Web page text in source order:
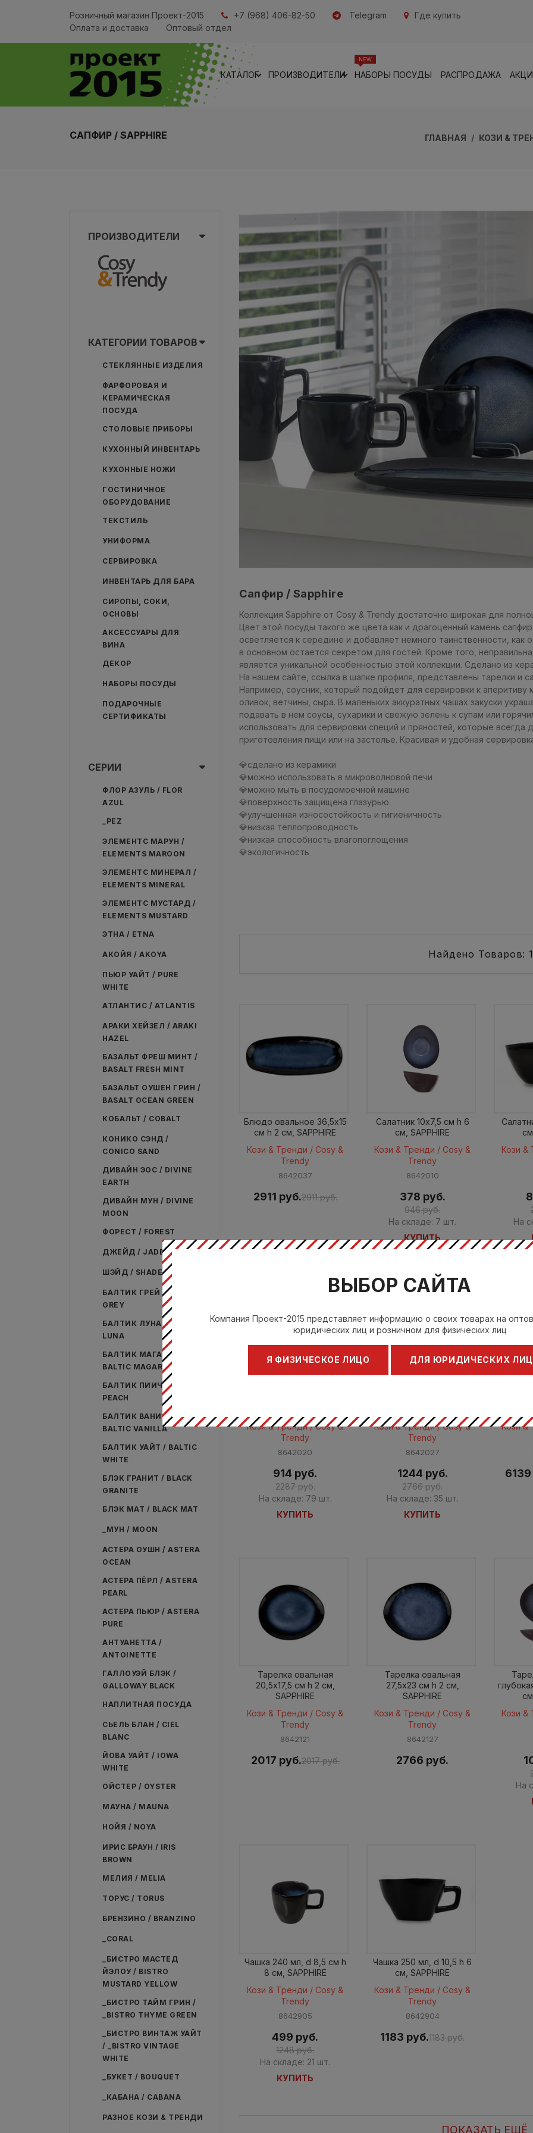
Розничный магазин Проект-2015 +7 (968) 406-82-50 Telegram
Где купить
Оплата и доставка
Оптовый отдел
КАТАЛОГ ПРОИЗВОДИТЕЛИ НАБОРЫ ПОСУДЫ
NEW
РАСПРОДАЖА
САПФИР / SAPPHIRE ГЛАВНАЯ КОЗИ &
ПРОИЗВОДИТЕЛИ
КАТЕГОРИИ ТОВАРОВ
СТЕКЛЯННЫЕ ИЗДЕЛИЯ
ФАРФОРОВАЯ И
КЕРАМИЧЕСКАЯ
ПОСУДА
СТОЛОВЫЕ ПРИБОРЫ
КУХОННЫЙ ИНВЕНТАРЬ
КУХОННЫЕ НОЖИ
ГОСТИНИЧНОЕ
ОБОРУДОВАНИЕ
ТЕКСТИЛЬ
УНИФОРМА
СЕРВИРОВКА
ИНВЕНТАРЬ ДЛЯ БАРА
СИРОПЫ, СОКИ,
ОСНОВЫ
АКСЕССУАРЫ ДЛЯ
ВИНА
ДЕКОР
НАБОРЫ ПОСУДЫ
ПОДАРОЧНЫЕ
СЕРТИФИКАТЫ
СЕРИИ
ФЛОР АЗУЛЬ / FLOR
AZUL
_PEZ
ЭЛЕМЕНТС МАРУН /
ELEMENTS MAROON
ЭЛЕМЕНТС МИНЕРАЛ /
ELEMENTS MINERAL
ЭЛЕМЕНТС МУСТАРД /
ELEMENTS MUSTARD
ЭТНА / ETNA
АКОЙЯ / AKOYA
ПЬЮР УАЙТ / PURE
WHITE
АТЛАНТИС / ATLANTIS
АРАКИ ХЕЙЗЕЛ / ARAKI
HAZEL
БАЗАЛЬТ ФРЕШ МИНТ /
BASALT FRESH MINT
БАЗАЛЬТ ОУШЕН ГРИН /
BASALT OCEAN GREEN
КОБАЛЬТ / COBALT
КОНИКО СЭНД /
CONICO SAND
ДИВАЙН ЭОС / DIVINE
EARTH
ДИВАЙН МУН / DIVINE
MOON
ФОРЕСТ / FOREST
ДЖЕЙД / JADE
ШЭЙД / SHADE
БАЛТИК ГРЕЙ / BALTIC
GREY
БАЛТИК ЛУНА / BALTIC
LUNA
БАЛТИК МАГАРА /
BALTIC MAGARA
БАЛТИК ПИИЧ / BALTIC
PEACH
БАЛТИК ВАНИЛЛА /
BALTIC VANILLA
БАЛТИК УАЙТ / BALTIC
WHITE
БЛЭК ГРАНИТ / BLACK
GRANITE
БЛЭК МАТ / BLACK MAT
_МУН / MOON
АСТЕРА ОУШН / ASTERA
OCEAN
АСТЕРА ПЁРЛ / ASTERA
PEARL
АСТЕРА ПЬЮР / ASTERA
PURE
АНТУАНЕТТА /
ANTOINETTE
ГАЛЛОУЭЙ БЛЭК /
GALLOWAY BLACK
НАПЛИТНАЯ ПОСУДА
СЬЕЛЬ БЛАН / CIEL
BLANC
ЙОВА УАЙТ / IOWA
WHITE
ОЙСТЕР / OYSTER
МАУНА / MAUNA
НОЙЯ / NOYA
ИРИС БРАУН / IRIS
BROWN
МЕЛИЯ / MELIA
ТОРУС / TORUS
БРЕНЗИНО / BRANZINO
_CORAL
_БИСТРО МАСТЕД
ЙЭЛОУ / BISTRO
MUSTARD YELLOW
_БИСТРО ТАЙМ ГРИН /
_BISTRO THYME GREEN
_БИСТРО ВИНТАЖ УАЙТ
/ _BISTRO VINTAGE
WHITE
_БУКЕТ / BOUQUET
_КАБАНА / CABANA
РАЗНОЕ КОЗИ & ТРЕНДИ
Сапфир / Sapphire
Коллекция Sapphire от Cosy & Trendy достаточно широкая для
Цвет этой посуды такого же цвета как и драгоценный камень
осветляется к середине и добавляет немного таинственности,
в основном остается секретом для гостей. Кроме того,
является уникальной особенностью этой коллекции. Сделано из
На нашем сайте, ссылка в шапке профиля, представлены тарелки и
Например, соусник, который подойдет для сервировки к аперитиву
оливок, ветчины, сыра. В маленьких аккуратных чашах закуски
подавать в нем соусы, сухарики и свежую зелень к супам или
использовать для сервировки специй и пряностей, которые
приготовления пищи или на застолье. Красивая и удобная
💎сделано из керамики
💎можно использовать в микроволновой печи
💎можно мыть в посудомоечной машине
💎поверхность защищена глазурью
💎улучшенная износостойкость и гигиеничность
💎низкая теплопроводность
💎низкая способность влагопоглощения
💎экологичность
Найдено Товаров:
Блюдо овальное 36,5x15
см h 2 см, SAPPHIRE
Кози & Тренди / Cosy &
Trendy
8642037
2911 руб.2911 руб.
Салатник 10x7,5 см h 6
см, SAPPHIRE
Кози & Тренди / Cosy &
Trendy
8642010
378 руб.
946 руб.
На складе: 7 шт.
КУПИТЬ
Кози &
На
Кози & Тренди / Cosy &
Trendy
8642020
914 руб.
2287 руб.
На складе: 79 шт.
КУПИТЬ
Кози & Тренди / Cosy &
Trendy
8642027
1244 руб.
2766 руб.
На складе: 35 шт.
КУПИТЬ
Кози &
Тарелка овальная
20,5x17,5 см h 2 см,
SAPPHIRE
Кози & Тренди / Cosy &
Trendy
8642121
2017 руб.2017 руб.
Тарелка овальная
27,5x23 см h 2 см,
SAPPHIRE
Кози & Тренди / Cosy &
Trendy
8642127
2766 руб.
Кози &
На
Чашка 240 мл, d 8,5 см h
8 см, SAPPHIRE
Кози & Тренди / Cosy &
Trendy
8642905
499 руб.
1248 руб.
На складе: 21 шт.
КУПИТЬ
Чашка 250 мл, d 10,5 h 6
см, SAPPHIRE
Кози & Тренди / Cosy &
Trendy
8642904
1183 руб.1183 руб.
ПОКАЗАТЬ ЕЩЁ
ВЫБОР САЙТА
Компания Проект-2015 представляет информацию о своих товарах на
юридических лиц и розничном для физических лиц
Я ФИЗИЧЕСКОЕ ЛИЦО ДЛЯ ЮРИДИЧЕСКИХ ЛИЦ